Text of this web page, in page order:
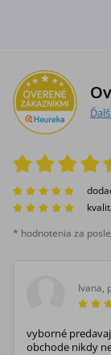
* hodnotenia za
Ivana,
vyborné
obchode nikdy